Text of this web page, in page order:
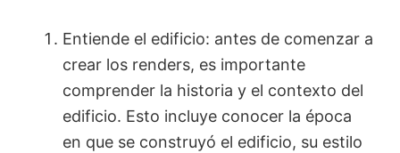
Entiende el edificio: antes de comenzar a
crear los renders, es importante
comprender la historia y el contexto del
edificio. Esto incluye conocer la época
en que se construyó el edificio, su estilo